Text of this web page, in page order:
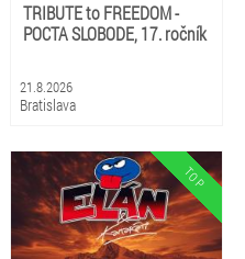
TRIBUTE to FREEDOM -
POCTA SLOBODE, 17. ročník
21.8.2026
Bratislava